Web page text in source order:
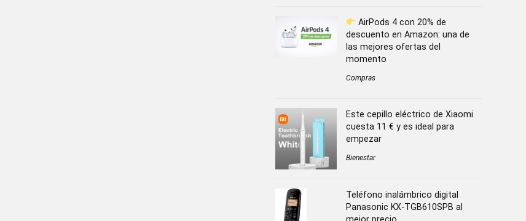
AirPods 4 con 20% de
descuento en Amazon: una de
las mejores ofertas del
momento
Compras
Este cepillo eléctrico de Xiaomi
cuesta 11 € y es ideal para
empezar
Bienestar
Teléfono inalámbrico digital
Panasonic KX-TGB610SPB al